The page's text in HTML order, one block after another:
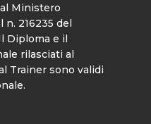
Ministero
n. 216235 del
Diploma e il
rilasciati al
Trainer sono validi